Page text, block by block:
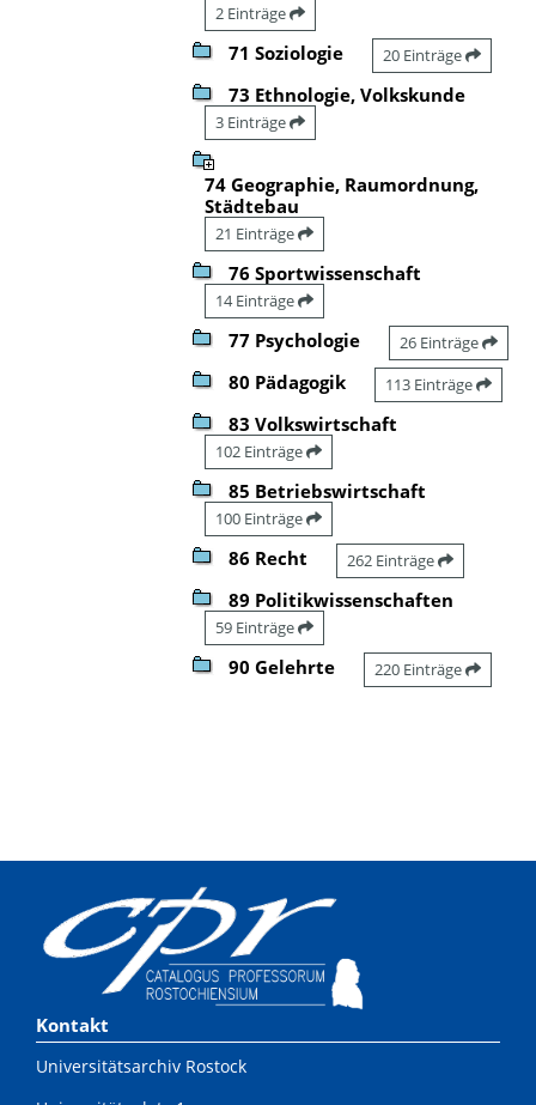
2 Einträge
71 Soziologie 20 Einträge
73 Ethnologie, Volkskunde
3 Einträge
74 Geographie, Raumordnung,
Städtebau
21 Einträge
76 Sportwissenschaft
14 Einträge
77 Psychologie 26 Einträge
80 Pädagogik 113 Einträge
83 Volkswirtschaft
102 Einträge
85 Betriebswirtschaft
100 Einträge
86 Recht 262 Einträge
89 Politikwissenschaften
59 Einträge
90 Gelehrte 220 Einträge
Kontakt
Universitätsarchiv Rostock